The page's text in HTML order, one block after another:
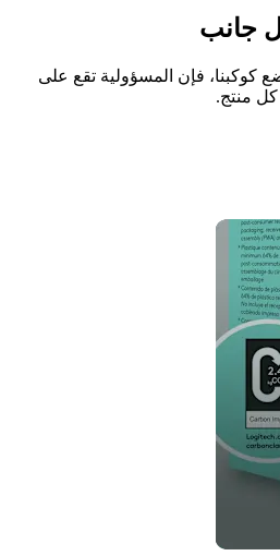
جانب
كوكبنا، فإن المسؤولية تقع على
منتج.